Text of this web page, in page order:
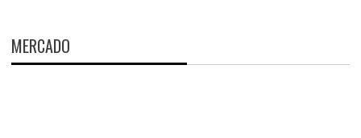
MERCADO